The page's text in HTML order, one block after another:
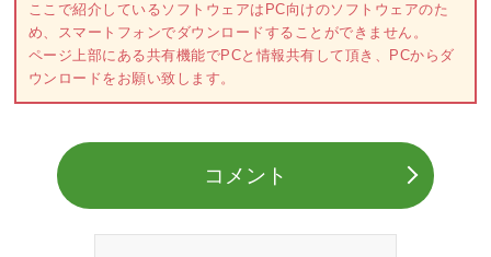
ここで紹介しているソフトウェアはPC向けのソフトウェアのた
め、スマートフォンでダウンロードすることができません。
ページ上部にある共有機能でPCと情報共有して頂き、PCからダ
ウンロードをお願い致します。
コメント